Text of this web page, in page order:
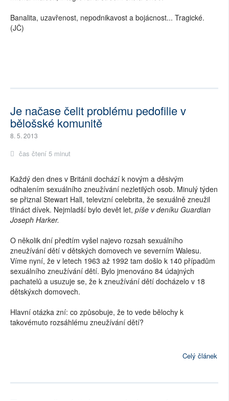
Banalita, uzavřenost, nepodnikavost a bojácnost... Tragické.
(JČ)
Je načase čelit problému pedofilie v
bělošské komunitě
8. 5. 2013
čas čtení 5 minut
Každý den dnes v Británii dochází k novým a děsivým
odhalením sexuálního zneužívání nezletilých osob. Minulý týden
se přiznal Stewart Hall, televizní celebrita, že sexuálně zneužil
třináct dívek. Nejmladší bylo devět let, píše v deníku Guardian
Joseph Harker.
O několik dní předtím vyšel najevo rozsah sexuálního
zneužívání dětí v dětských domovech ve severním Walesu.
Víme nyní, že v letech 1963 až 1992 tam došlo k 140 případům
sexuálního zneužívání dětí. Bylo jmenováno 84 údajných
pachatelů a usuzuje se, že k zneužívání dětí docházelo v 18
dětskýxch domovech.
Hlavní otázka zní: co způsobuje, že to vede bělochy k
takovémuto rozsáhlému zneužívání dětí?
Celý článek